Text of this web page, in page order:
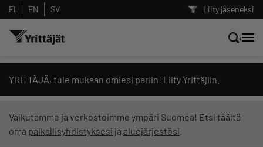
Liity jäseneksi
FI EN SV
YRITTÄJÄ, tule mukaan omiesi pariin! Liity Yrittäjiin
Vaikutamme ja verkostoimme ympäri Suomea! Etsi täältä
oma paikallisyhdistyksesi ja aluejärjestösi
Hae sivustolta tai kysy suoraan
Yrittäjien tekoälyltä